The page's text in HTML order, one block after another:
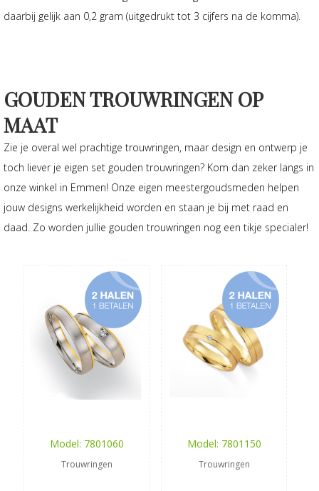
daarbij gelijk aan 0,2 gram (uitgedrukt tot 3 cijfers na de komma).
GOUDEN TROUWRINGEN OP
MAAT
Zie je overal wel prachtige trouwringen, maar design en ontwerp je
toch liever je eigen set gouden trouwringen? Kom dan zeker langs in
onze winkel in Emmen! Onze eigen meestergoudsmeden helpen
jouw designs werkelijkheid worden en staan je bij met raad en
daad. Zo worden jullie gouden trouwringen nog een tikje specialer!
Model: 7801060
Trouwringen
Model: 7801150
Trouwringen